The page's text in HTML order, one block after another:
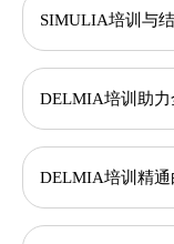
SIMULIA培训与
DELMIA培训助力
DELMIA培训精